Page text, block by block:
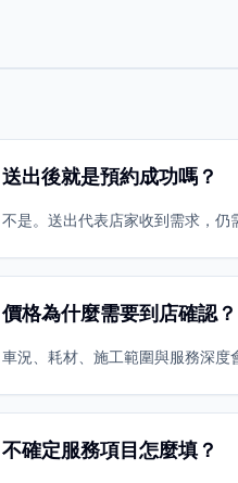
送出後就是預約成功嗎？
不是。送出代表店家收到需求，仍
價格為什麼需要到店確認？
車況、耗材、施工範圍與服務深度
不確定服務項目怎麼填？